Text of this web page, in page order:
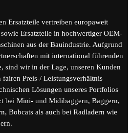
Ersatzteile vertreiben europaweit
Ersatzteile in hochwertiger OEM-
aus der Bauindustrie. Aufgrund
mit international führenden
sind wir in der Lage, unseren Kunden
Preis-/ Leistungsverhältnis
Lösungen unseres Portfolios
bei Mini- und Midibaggern, Baggern,
Bobcats als auch bei Radladern wie